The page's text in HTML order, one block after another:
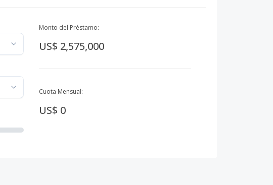
Monto del Préstamo:
US$ 2,575,000
Cuota Mensual:
US$ 0